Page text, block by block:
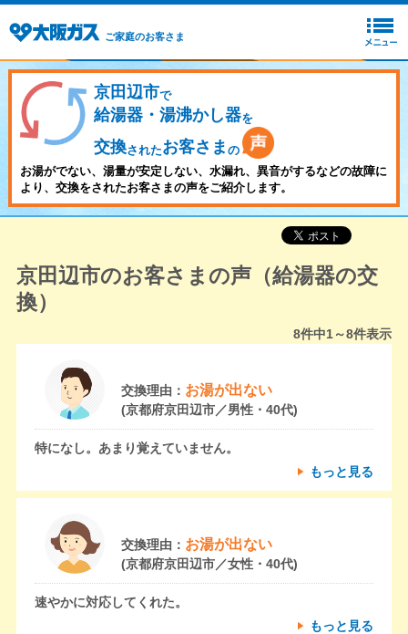
ご家庭のお客さま
京田辺市で
給湯器・湯沸かし器を
交換されたお客さま の
お湯がでない、湯量が安定しない、水漏れ、異音がするなどの故障に
より、交換をされたお客さまの声をご紹介します。
京田辺市のお客さまの声（給湯器の交
換）
8件中1～8件表示
交換理由： お湯が出ない
(京都府京田辺市／男性・40代)
特になし。あまり覚えていません。
もっと見る
交換理由： お湯が出ない
(京都府京田辺市／女性・40代)
速やかに対応してくれた。
もっと見る